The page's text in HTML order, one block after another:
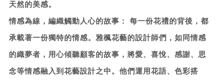
天然的美感。
情感為線，編織觸動人心的故事： 每一份花禮的背後，都
承載著一份獨特的情感。雅楓花藝的設計師們，如同情感
的織夢者，用心傾聽顧客的故事，將愛、喜悅、感謝、思
念等情感融入到花藝設計之中。他們運用花語、色彩搭